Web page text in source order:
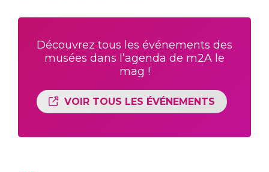
Découvrez tous les événements des
musées dans l’agenda de m2A le
mag !
VOIR TOUS LES ÉVÉNEMENTS